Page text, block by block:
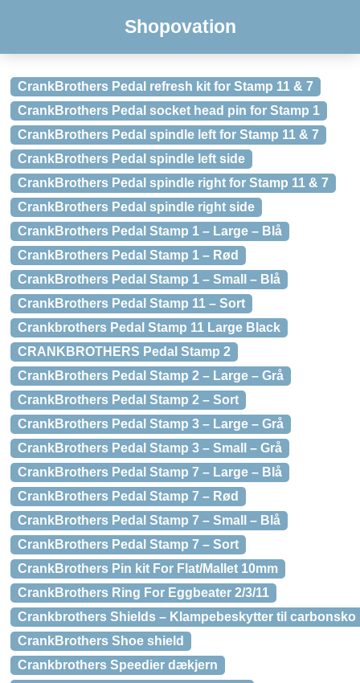
Shopovation
CrankBrothers Pedal refresh kit for Stamp 11 & 7
CrankBrothers Pedal socket head pin for Stamp 1
CrankBrothers Pedal spindle left for Stamp 11 & 7
CrankBrothers Pedal spindle left side
CrankBrothers Pedal spindle right for Stamp 11 & 7
CrankBrothers Pedal spindle right side
CrankBrothers Pedal Stamp 1 – Large – Blå
CrankBrothers Pedal Stamp 1 – Rød
CrankBrothers Pedal Stamp 1 – Small – Blå
CrankBrothers Pedal Stamp 11 – Sort
Crankbrothers Pedal Stamp 11 Large Black
CRANKBROTHERS Pedal Stamp 2
CrankBrothers Pedal Stamp 2 – Large – Grå
CrankBrothers Pedal Stamp 2 – Sort
CrankBrothers Pedal Stamp 3 – Large – Grå
CrankBrothers Pedal Stamp 3 – Small – Grå
CrankBrothers Pedal Stamp 7 – Large – Blå
CrankBrothers Pedal Stamp 7 – Rød
CrankBrothers Pedal Stamp 7 – Small – Blå
CrankBrothers Pedal Stamp 7 – Sort
CrankBrothers Pin kit For Flat/Mallet 10mm
CrankBrothers Ring For Eggbeater 2/3/11
Crankbrothers Shields – Klampebeskytter til carbonsko
CrankBrothers Shoe shield
Crankbrothers Speedier dækjern